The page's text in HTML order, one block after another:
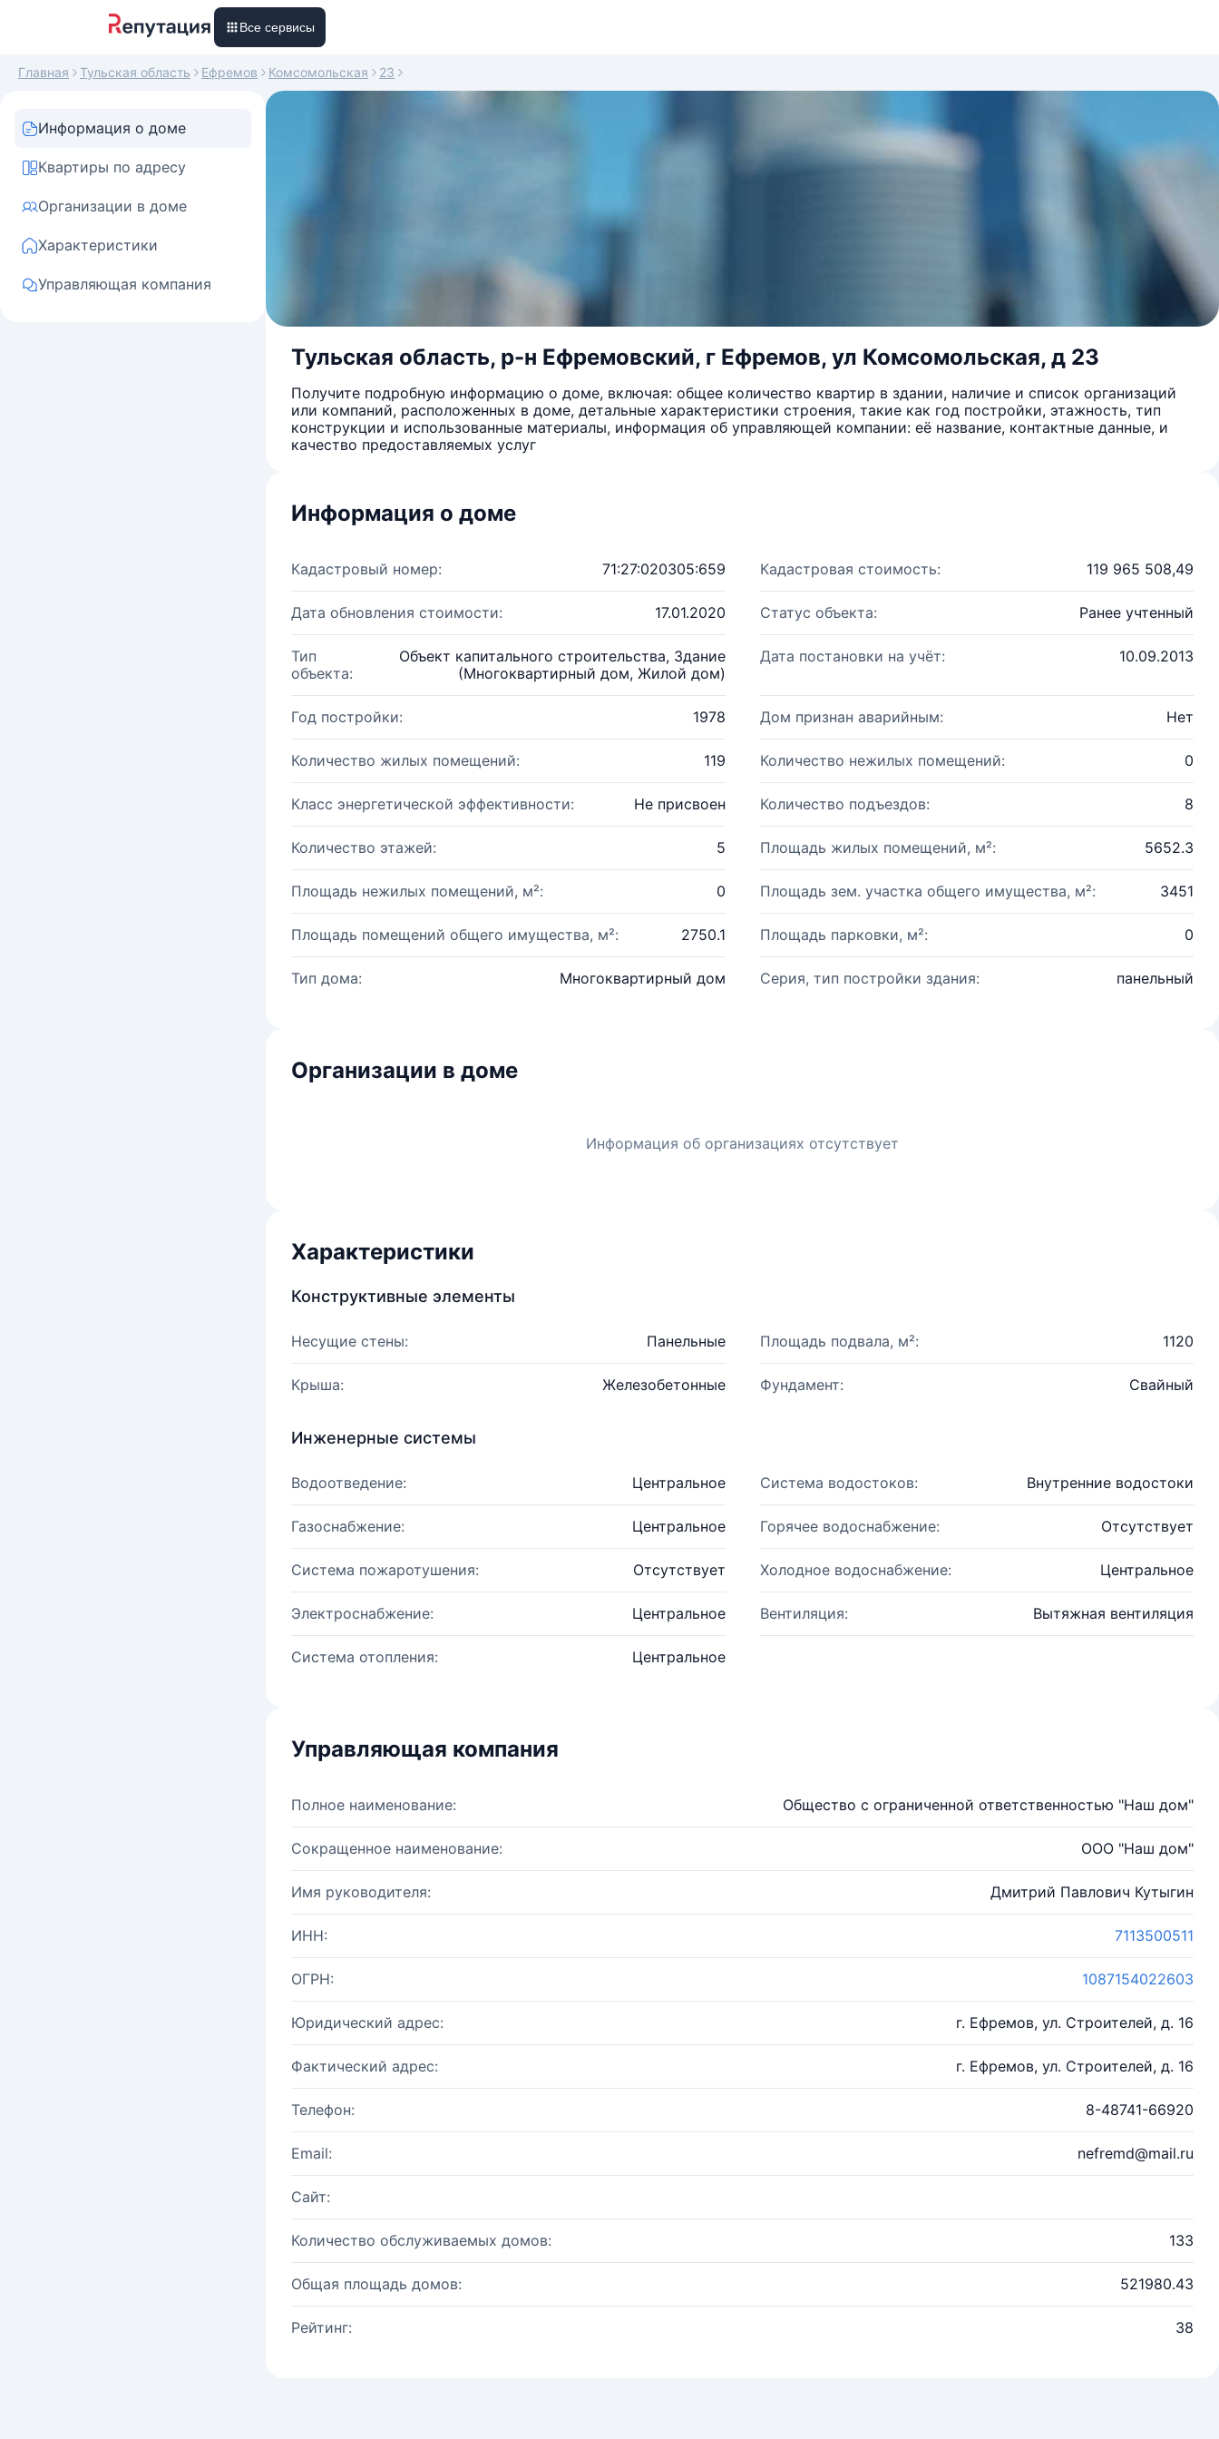
Все сервисы
Главная Тульская область Ефремов Комсомольская 23
Информация о доме
Квартиры по адресу
Организации в доме
Характеристики
Управляющая компания
Тульская область, р-н Ефремовский, г Ефремов, ул Комсомольская, д 23
Получите подробную информацию о доме, включая: общее количество квартир в здании, наличие и список организаций
или компаний, расположенных в доме, детальные характеристики строения, такие как год постройки, этажность, тип
конструкции и использованные материалы, информация об управляющей компании: её название, контактные данные, и
качество предоставляемых услуг
Информация о доме
Кадастровый номер: 71:27:020305:659 Кадастровая стоимость: 119 965 508,49
Дата обновления стоимости: 17.01.2020 Статус объекта: Ранее учтенный
Тип
объекта:
Объект капитального строительства, Здание
(Многоквартирный дом, Жилой дом)
Дата постановки на учёт: 10.09.2013
Год постройки: 1978 Дом признан аварийным: Нет
Количество жилых помещений: 119 Количество нежилых помещений: 0
Класс энергетической эффективности: Не присвоен Количество подъездов: 8
Количество этажей: 5 Площадь жилых помещений, м²: 5652.3
Площадь нежилых помещений, м²: 0 Площадь зем. участка общего имущества, м²: 3451
Площадь помещений общего имущества, м²: 2750.1 Площадь парковки, м²: 0
Тип дома: Многоквартирный дом Серия, тип постройки здания: панельный
Организации в доме
Информация об организациях отсутствует
Характеристики
Конструктивные элементы
Несущие стены: Панельные Площадь подвала, м²: 1120
Крыша: Железобетонные Фундамент: Свайный
Инженерные системы
Водоотведение: Центральное Система водостоков: Внутренние водостоки
Газоснабжение: Центральное Горячее водоснабжение: Отсутствует
Система пожаротушения: Отсутствует Холодное водоснабжение: Центральное
Электроснабжение: Центральное Вентиляция: Вытяжная вентиляция
Система отопления: Центральное
Управляющая компания
Полное наименование: Общество с ограниченной ответственностью "Наш дом"
Сокращенное наименование: ООО "Наш дом"
Имя руководителя: Дмитрий Павлович Кутыгин
ИНН: 7113500511
ОГРН: 1087154022603
Юридический адрес: г. Ефремов, ул. Строителей, д. 16
Фактический адрес: г. Ефремов, ул. Строителей, д. 16
Телефон: 8-48741-66920
Email: nefremd@mail.ru
Сайт:
Количество обслуживаемых домов: 133
Общая площадь домов: 521980.43
Рейтинг: 38